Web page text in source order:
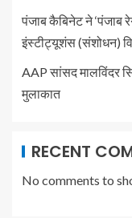
पंजाब कैबिनेट ने
इंस्टीट्यूशंस (संशोधन)
AAP सांसद मालविंदर
मुलाकात
RECENT
No comments to